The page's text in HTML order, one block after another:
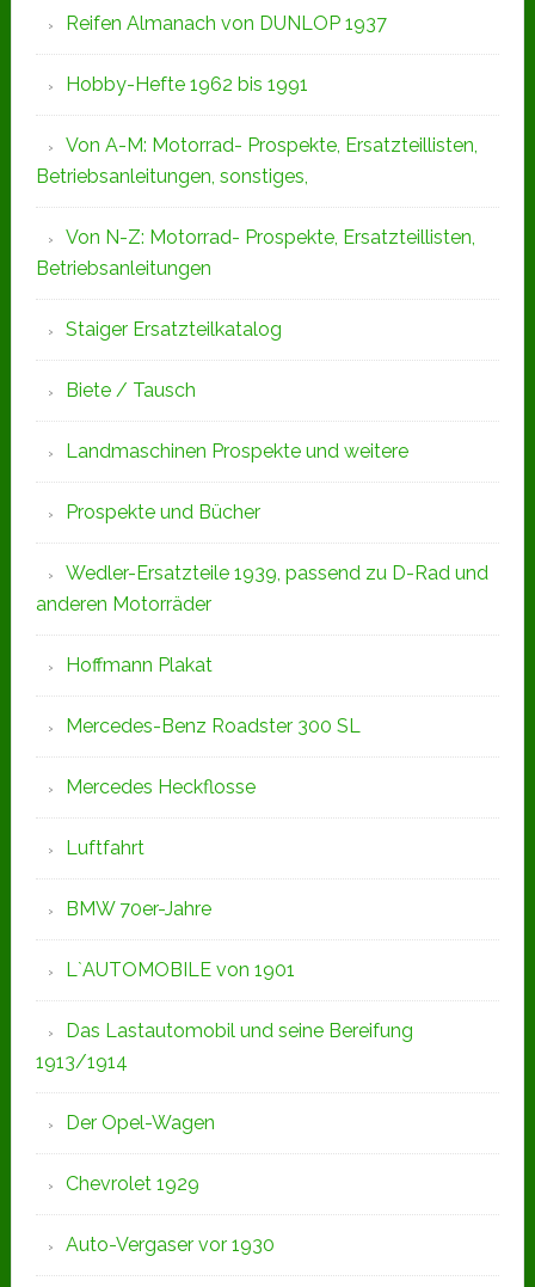
Reifen Almanach von DUNLOP 1937
Hobby-Hefte 1962 bis 1991
Von A-M: Motorrad- Prospekte, Ersatzteillisten,
Betriebsanleitungen, sonstiges,
Von N-Z: Motorrad- Prospekte, Ersatzteillisten,
Betriebsanleitungen
Staiger Ersatzteilkatalog
Biete / Tausch
Landmaschinen Prospekte und weitere
Prospekte und Bücher
Wedler-Ersatzteile 1939, passend zu D-Rad und
anderen Motorräder
Hoffmann Plakat
Mercedes-Benz Roadster 300 SL
Mercedes Heckflosse
Luftfahrt
BMW 70er-Jahre
L`AUTOMOBILE von 1901
Das Lastautomobil und seine Bereifung
1913/1914
Der Opel-Wagen
Chevrolet 1929
Auto-Vergaser vor 1930